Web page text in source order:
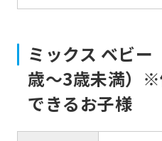
ミックス ベビー
歳〜3歳未満）
できるお子様